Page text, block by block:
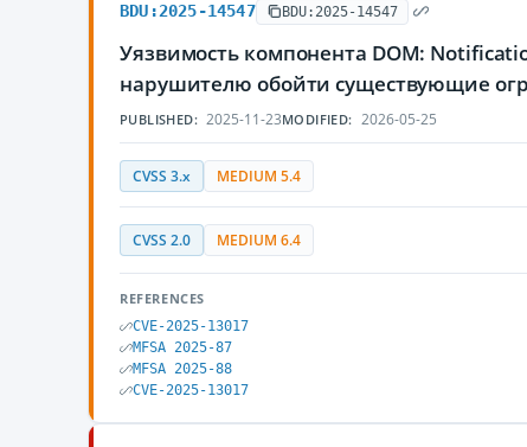
BDU:2025-14547 BDU:2025-14547
Уязвимость компонента DOM:
нарушителю обойти существующие
PUBLISHED: 2025-11-23MODIFIED: 2026-05-25
CVSS 3.x MEDIUM 5.4
CVSS 2.0 MEDIUM 6.4
REFERENCES
CVE-2025-13017
MFSA 2025-87
MFSA 2025-88
CVE-2025-13017